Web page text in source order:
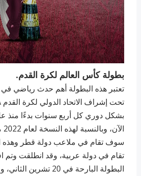
بطولة كأس العالم لكرة القدم.
تعتبر هذه البطولة أهم حدث رياضي في
سوف تقام في ملاعب دولة قطر وهذه
تقام في دولة عربية، وقد انطلقت وتم
البطولة البارحة في 20